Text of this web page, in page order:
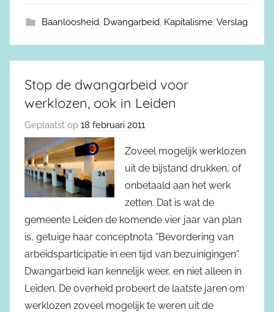
Baanloosheid, Dwangarbeid, Kapitalisme,Verslag
Stop de dwangarbeid voor
werklozen, ook in Leiden
Geplaatst op 18 februari 2011
Zoveel mogelijk werklozen
uit de bijstand drukken, of
onbetaald aan het werk
zetten. Dat is wat de
gemeente Leiden de komende vier jaar van plan
is, getuige haar conceptnota “Bevordering van
arbeidsparticipatie in een tijd van bezuinigingen”.
Dwangarbeid kan kennelijk weer, en niet alleen in
Leiden. De overheid probeert de laatste jaren om
werklozen zoveel mogelijk te weren uit de